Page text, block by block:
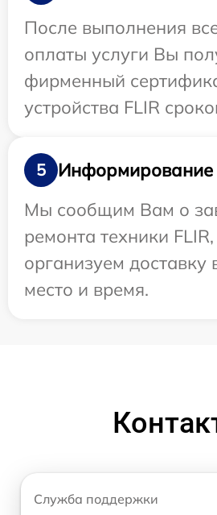
После выполнения
оплаты услуги Вы
фирменный
устройства FLIR
5
Информирование
Мы сообщим Вам о
ремонта техники
организуем доставку
место и время.
Служба поддержки